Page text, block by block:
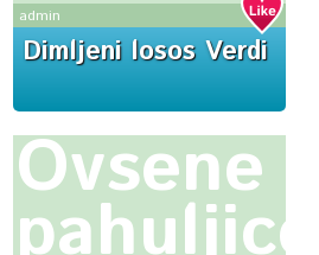
admin
Dimljeni losos Verdi
Ovsene
pahuljice